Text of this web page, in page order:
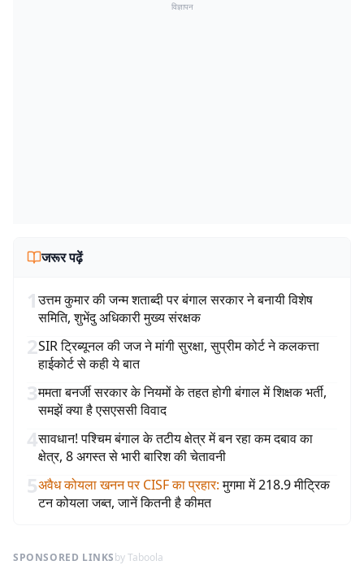
विज्ञापन
जरूर पढ़ें
1उत्तम कुमार की जन्म शताब्दी पर बंगाल सरकार ने बनायी विशेष
समिति, शुभेंदु अधिकारी मुख्य संरक्षक
2SIR ट्रिब्यूनल की जज ने मांगी सुरक्षा, सुप्रीम कोर्ट ने कलकत्ता
हाईकोर्ट से कही ये बात
3ममता बनर्जी सरकार के नियमों के तहत होगी बंगाल में शिक्षक भर्ती,
समझें क्या है एसएससी विवाद
4सावधान! पश्चिम बंगाल के तटीय क्षेत्र में बन रहा कम दबाव का
क्षेत्र, 8 अगस्त से भारी बारिश की चेतावनी
5अवैध कोयला खनन पर CISF का प्रहार: मुगमा में 218.9 मीट्रिक
टन कोयला जब्त, जानें कितनी है कीमत
SPONSORED LINKSby Taboola